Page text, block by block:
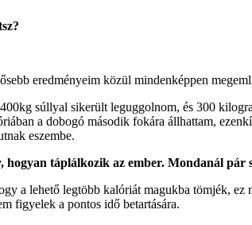
eredményeim közül mindenképpen
súllyal sikerült leguggolnom, és 300
a dobogó második fokára állhattam,
eszembe.
hogyan táplálkozik az ember. Mondanál pár
a lehető legtöbb kalóriát magukba tömjék,
figyelek a pontos idő betartására.